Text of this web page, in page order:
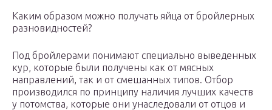
Каким образом можно получать яйца от бройлерных
разновидностей?
Под бройлерами понимают специально выведенных
кур, которые были получены как от мясных
направлений, так и от смешанных типов. Отбор
производился по принципу наличия лучших качеств
у потомства, которые они унаследовали от отцов и